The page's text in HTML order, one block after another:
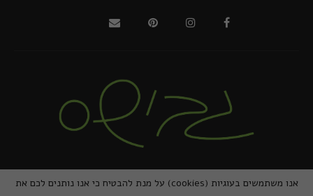
אנו משתמשים בעוגיות (cookies) על מנת להבטיח כי אנו נותנים לכם את